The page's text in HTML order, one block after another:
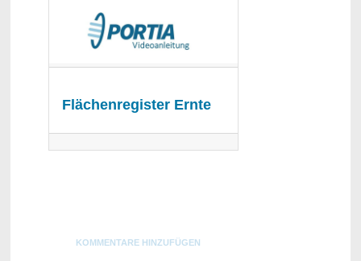
Flächenregister Ernte
Blogs
KOMMENTARE HINZUFÜGEN